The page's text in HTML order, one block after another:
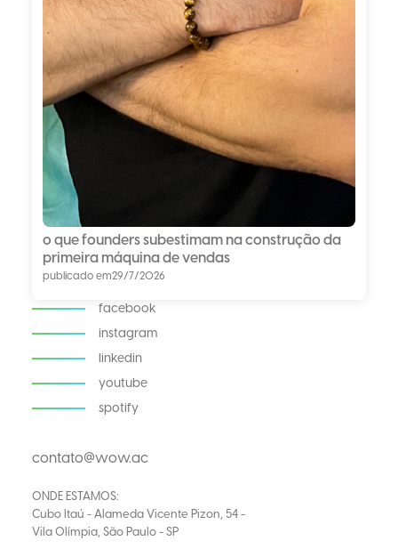
o que founders subestimam na construção da
primeira máquina de vendas
publicado em29/7/2026
facebook
instagram
linkedin
youtube
spotify
contato@wow.ac
ONDE ESTAMOS:
Cubo Itaú - Alameda Vicente Pizon, 54 -
Vila Olímpia, São Paulo - SP